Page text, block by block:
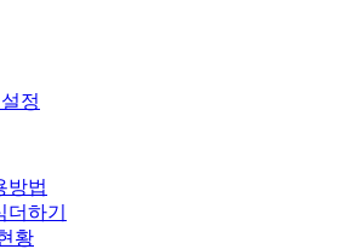
정
방법
더하기
황